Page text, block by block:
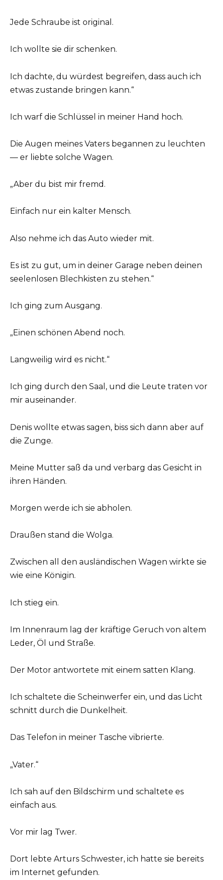
Jede Schraube ist original.
Ich wollte sie dir schenken.
Ich dachte, du würdest begreifen, dass auch ich
etwas zustande bringen kann.“
Ich warf die Schlüssel in meiner Hand hoch.
Die Augen meines Vaters begannen zu leuchten
— er liebte solche Wagen.
„Aber du bist mir fremd.
Einfach nur ein kalter Mensch.
Also nehme ich das Auto wieder mit.
Es ist zu gut, um in deiner Garage neben deinen
seelenlosen Blechkisten zu stehen.“
Ich ging zum Ausgang.
„Einen schönen Abend noch.
Langweilig wird es nicht.“
Ich ging durch den Saal, und die Leute traten vor
mir auseinander.
Denis wollte etwas sagen, biss sich dann aber auf
die Zunge.
Meine Mutter saß da und verbarg das Gesicht in
ihren Händen.
Morgen werde ich sie abholen.
Draußen stand die Wolga.
Zwischen all den ausländischen Wagen wirkte sie
wie eine Königin.
Ich stieg ein.
Im Innenraum lag der kräftige Geruch von altem
Leder, Öl und Straße.
Der Motor antwortete mit einem satten Klang.
Ich schaltete die Scheinwerfer ein, und das Licht
schnitt durch die Dunkelheit.
Das Telefon in meiner Tasche vibrierte.
„Vater.“
Ich sah auf den Bildschirm und schaltete es
einfach aus.
Vor mir lag Twer.
Dort lebte Arturs Schwester, ich hatte sie bereits
im Internet gefunden.